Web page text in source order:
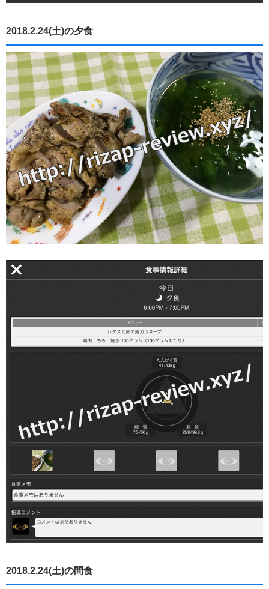
2018.2.24(土)の夕食
2018.2.24(土)の間食